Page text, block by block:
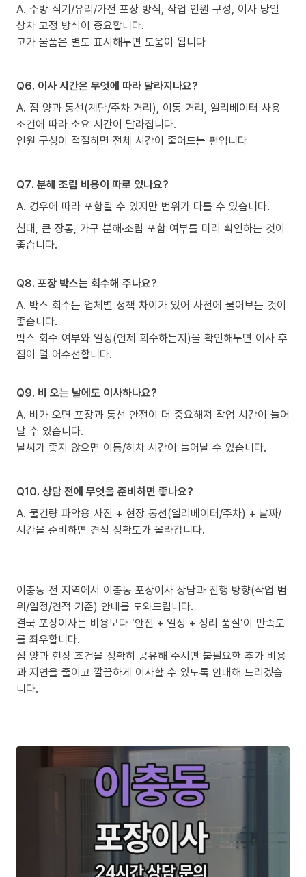
A. 주방 식기/유리/가전 포장 방식, 작업 인원 구성, 이사 당일
상차 고정 방식이 중요합니다.
고가 물품은 별도 표시해두면 도움이 됩니다
Q6. 이사 시간은 무엇에 따라 달라지나요?
A. 짐 양과 동선(계단/주차 거리), 이동 거리, 엘리베이터 사용
조건에 따라 소요 시간이 달라집니다.
인원 구성이 적절하면 전체 시간이 줄어드는 편입니다
Q7. 분해 조립 비용이 따로 있나요?
A. 경우에 따라 포함될 수 있지만 범위가 다를 수 있습니다.
침대, 큰 장롱, 가구 분해·조립 포함 여부를 미리 확인하는 것이
좋습니다.
Q8. 포장 박스는 회수해 주나요?
A. 박스 회수는 업체별 정책 차이가 있어 사전에 물어보는 것이
좋습니다.
박스 회수 여부와 일정(언제 회수하는지)을 확인해두면 이사 후
집이 덜 어수선합니다.
Q9. 비 오는 날에도 이사하나요?
A. 비가 오면 포장과 동선 안전이 더 중요해져 작업 시간이 늘어
날 수 있습니다.
날씨가 좋지 않으면 이동/하차 시간이 늘어날 수 있습니다.
Q10. 상담 전에 무엇을 준비하면 좋나요?
A. 물건량 파악용 사진 + 현장 동선(엘리베이터/주차) + 날짜/
시간을 준비하면 견적 정확도가 올라갑니다.
이충동 전 지역에서 이충동 포장이사 상담과 진행 방향(작업 범
위/일정/견적 기준) 안내를 도와드립니다.
결국 포장이사는 비용보다 ‘안전 + 일정 + 정리 품질’이 만족도
를 좌우합니다.
짐 양과 현장 조건을 정확히 공유해 주시면 불필요한 추가 비용
과 지연을 줄이고 깔끔하게 이사할 수 있도록 안내해 드리겠습
니다.